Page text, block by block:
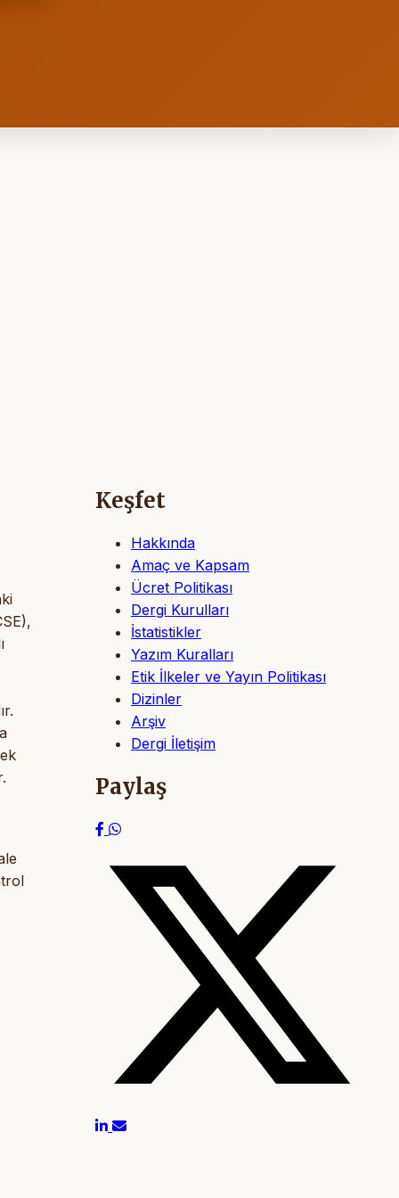
Keşfet
Hakkında
Amaç ve Kapsam
Ücret Politikası
Dergi Kurulları
İstatistikler
Yazım Kuralları
Etik İlkeler ve Yayın Politikası
Dizinler
Arşiv
Dergi İletişim
Paylaş